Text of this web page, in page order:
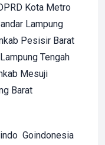
Kota Metro
Lampung
Pesisir Barat
Tengah
Mesuji
Barat
Goindonesia